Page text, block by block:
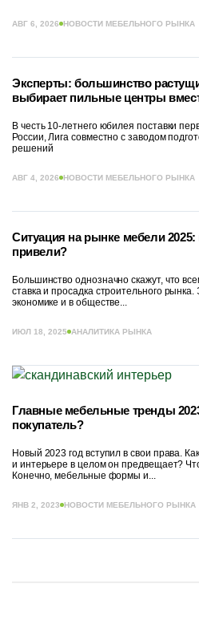
АВГ 6, 2026 НОВОСТИ МЕБЕЛЬНОГО РЫНКА
Эксперты: большинство
выбирает пильные центры
В честь 10-летнего юбилея поставки
России, Лига совместно с заводом
решений
АВГ 4, 2026 НОВОСТИ МЕБЕЛЬНОГО РЫНКА
Ситуация на рынке мебели 2025:
привели?
Большинство однозначно скажут, что
ставка и просадка строительного рынка.
экономике и в обществе...
ИЮЛ 18, 2025 АНАЛИТИКА РЫНКА
Главные мебельные тренды
покупатель?
Новый 2023 год вступил в свои права.
и интерьере в целом он предвещает?
Конечно, мебельные формы и...
ЯНВ 2, 2023 НОВОСТИ МЕБЕЛЬНОГО РЫНКА